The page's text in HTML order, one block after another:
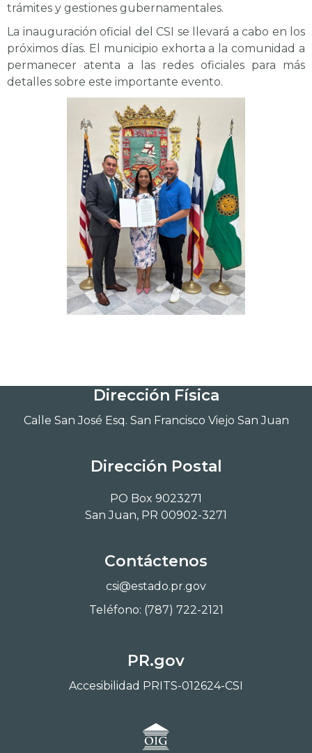
trámites y gestiones gubernamentales.
La inauguración oficial del CSI se llevará a cabo en los
próximos días. El municipio exhorta a la comunidad a
permanecer atenta a las redes oficiales para más
detalles sobre este importante evento.
Dirección Física
Calle San José Esq. San Francisco Viejo San Juan
Dirección Postal
PO Box 9023271
San Juan, PR 00902-3271
Contáctenos
csi@estado.pr.gov
Teléfono: (787) 722-2121
PR.gov
Accesibilidad PRITS-012624-CSI